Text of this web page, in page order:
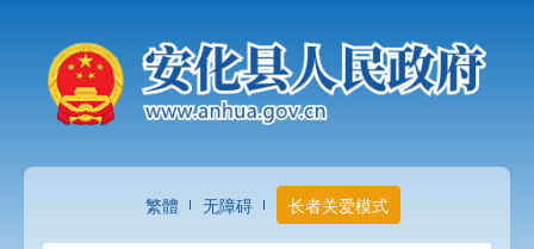
繁體 无障碍 长者关爱模式